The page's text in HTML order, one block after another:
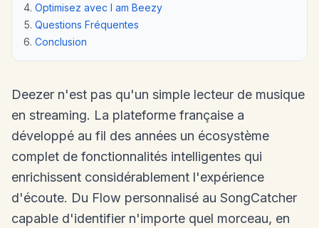
Optimisez avec I am Beezy
Questions Fréquentes
Conclusion
Deezer n'est pas qu'un simple lecteur de musique
en streaming. La plateforme française a
développé au fil des années un écosystème
complet de fonctionnalités intelligentes qui
enrichissent considérablement l'expérience
d'écoute. Du Flow personnalisé au SongCatcher
capable d'identifier n'importe quel morceau, en